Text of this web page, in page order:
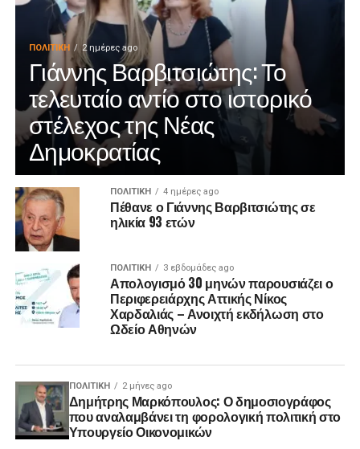
ΠΟΛΙΤΙΚΉ 2 ημέρες ago
Γιάννης Βαρβιτσιώτης: Το
τελευταίο αντίο στο ιστορικό
στέλεχος της Νέας
Δημοκρατίας
ΠΟΛΙΤΙΚΉ 4 ημέρες ago
Πέθανε ο Γιάννης Βαρβιτσιώτης σε
ηλικία 93 ετών
ΠΟΛΙΤΙΚΉ 3 εβδομάδες ago
Απολογισμό 30 μηνών παρουσιάζει ο
Περιφερειάρχης Αττικής Νίκος
Χαρδαλιάς – Ανοιχτή εκδήλωση στο
Ωδείο Αθηνών
ΠΟΛΙΤΙΚΉ 2 μήνες ago
Δημήτρης Μαρκόπουλος: Ο δημοσιογράφος
που αναλαμβάνει τη φορολογική πολιτική στο
Υπουργείο Οικονομικών